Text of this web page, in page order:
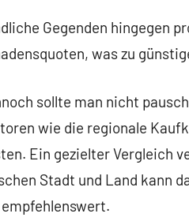
Gegenden hingegen
was zu
sollte man nicht
wie die regionale
Ein gezielter Vergleich
Stadt und Land kann
empfehlenswert.